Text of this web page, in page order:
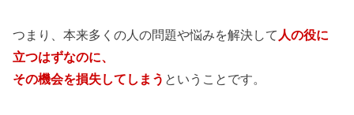
つまり、本来多くの人の問題や悩みを解決して 人の役に
立つはずなのに、
その機会を損失してしまう ということです。